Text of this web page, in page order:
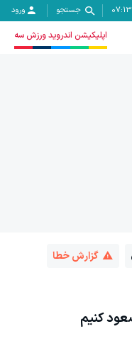
07:13 جستجو ورود
اپلیکیشن اندروید ورزش سه
گزارش خطا
کنیم